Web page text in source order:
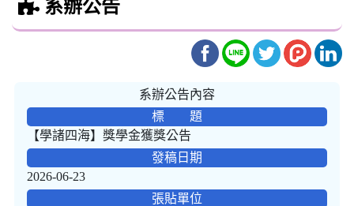
系辦公告
系辦公告內容
標 題
【學諸四海】獎學金獲獎公告
發稿日期
2026-06-23
張貼單位